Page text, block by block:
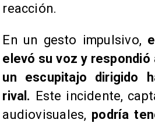
reacción.
En un gesto impulsivo,
elevó su voz y
un escupitajo dirigido
rival. Este incidente,
audiovisuales, podría